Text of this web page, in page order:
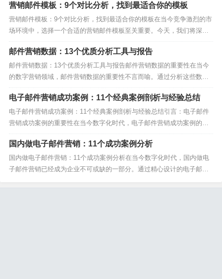
例，并从中提取宝贵的启示。1. Amazon的个性化推荐邮件Amazon通过
分析用户的购物历史，发送个性化的推荐...
营销邮件模板：9个对比分析，找到最适合你的模板
营销邮件模板：9个对比分析，找到最适合你的模板在当今竞争激烈的市
场环境中，选择一个合适的营销邮件模板至关重要。今天，我们将深入
探讨9个不同的营销邮件模板，帮助你找到最适合你的那一个。无论你是
新手还是老手，这些模板都能为你提供灵感和方向。1. 简洁明了型营销
邮件模板首先，我们来看看简洁明了型的营销邮件...
邮件营销数据：13个优质分析工具与报告
邮件营销数据：13个优质分析工具与报告邮件营销数据的重要性在当今
的数字营销领域，邮件营销数据的重要性不言而喻。通过分析这些数
据，营销人员可以更好地了解受众行为，优化邮件内容，提高转化率。
邮件营销数据不仅帮助我们追踪打开率、点击率，还能揭示用户参与度
的深层次信息。MailBing：一站式邮件营销数据分...
电子邮件营销成功案例：11个经典案例剖析与经验总结
电子邮件营销成功案例：11个经典案例剖析与经验总结引言：电子邮件
营销成功案例的重要性在当今数字化时代，电子邮件营销成功案例的重
要性不言而喻。通过分析这些电子邮件营销成功案例，我们可以从中汲
取宝贵的经验，提升自己的营销策略。无论是MailBing还是其他平台，
电子邮件营销成功案例都是我们学习的典范。案...
国内做电子邮件营销：11个成功案例分析
国内做电子邮件营销：11个成功案例分析在当今数字化时代，国内做电
子邮件营销已经成为企业不可或缺的一部分。通过精心设计的电子邮件